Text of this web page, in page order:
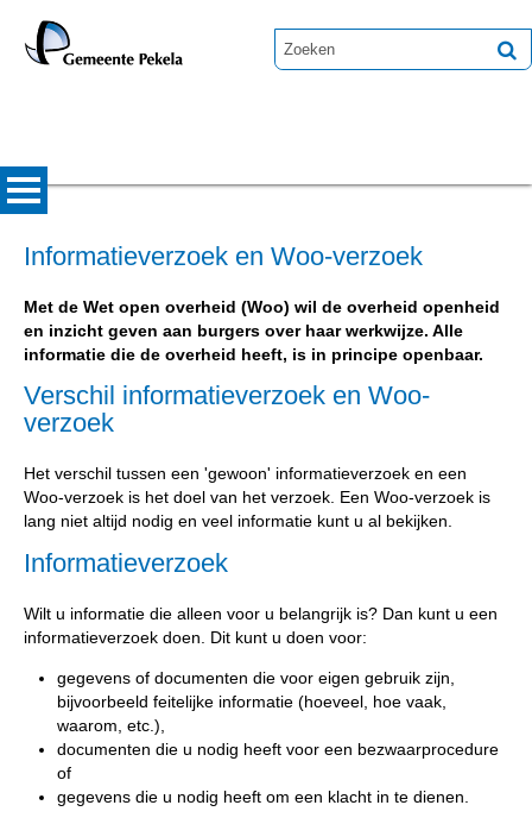
Informatieverzoek en Woo-verzoek
Met de Wet open overheid (Woo) wil de overheid openheid
en inzicht geven aan burgers over haar werkwijze. Alle
informatie die de overheid heeft, is in principe openbaar.
Verschil informatieverzoek en Woo-
verzoek
Het verschil tussen een 'gewoon' informatieverzoek en een
Woo-verzoek is het doel van het verzoek. Een Woo-verzoek is
lang niet altijd nodig en veel informatie kunt u al bekijken.
Informatieverzoek
Wilt u informatie die alleen voor u belangrijk is? Dan kunt u een
informatieverzoek doen. Dit kunt u doen voor:
gegevens of documenten die voor eigen gebruik zijn,
bijvoorbeeld feitelijke informatie (hoeveel, hoe vaak,
waarom, etc.),
documenten die u nodig heeft voor een bezwaarprocedure
of
gegevens die u nodig heeft om een klacht in te dienen.